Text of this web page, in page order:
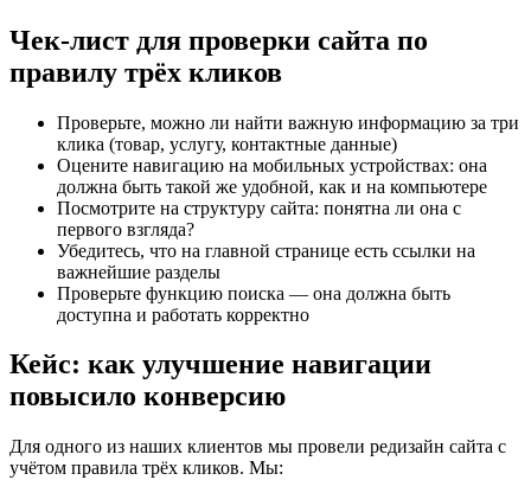
Чек-лист для проверки сайта по
правилу трёх кликов
Проверьте, можно ли найти важную информацию за три
клика (товар, услугу, контактные данные)
Оцените навигацию на мобильных устройствах: она
должна быть такой же удобной, как и на компьютере
Посмотрите на структуру сайта: понятна ли она с
первого взгляда?
Убедитесь, что на главной странице есть ссылки на
важнейшие разделы
Проверьте функцию поиска — она должна быть
доступна и работать корректно
Кейс: как улучшение навигации
повысило конверсию
Для одного из наших клиентов мы провели редизайн сайта с
учётом правила трёх кликов. Мы: